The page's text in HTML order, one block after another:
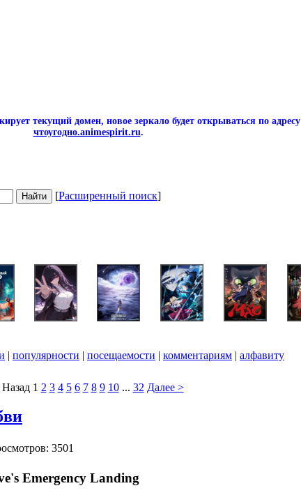
текущий домен, новое зеркало будет открываться по адресу
чтоугодно.animespirit.ru.
[Расширенный поиск]
| популярности | посещаемости | комментариям | алфавиту
1 2 3 4 5 6 7 8 9 10... 32 Далее >
3501
Emergency Landing